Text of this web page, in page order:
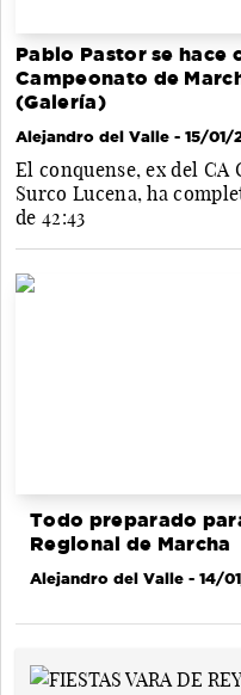
Pablo Pastor se hace
Campeonato de
(Galería)
Alejandro del Valle - 15/01/
El conquense, ex del
Surco Lucena, ha
de 42:43
Todo preparado
Regional de Marcha
Alejandro del Valle - 14/